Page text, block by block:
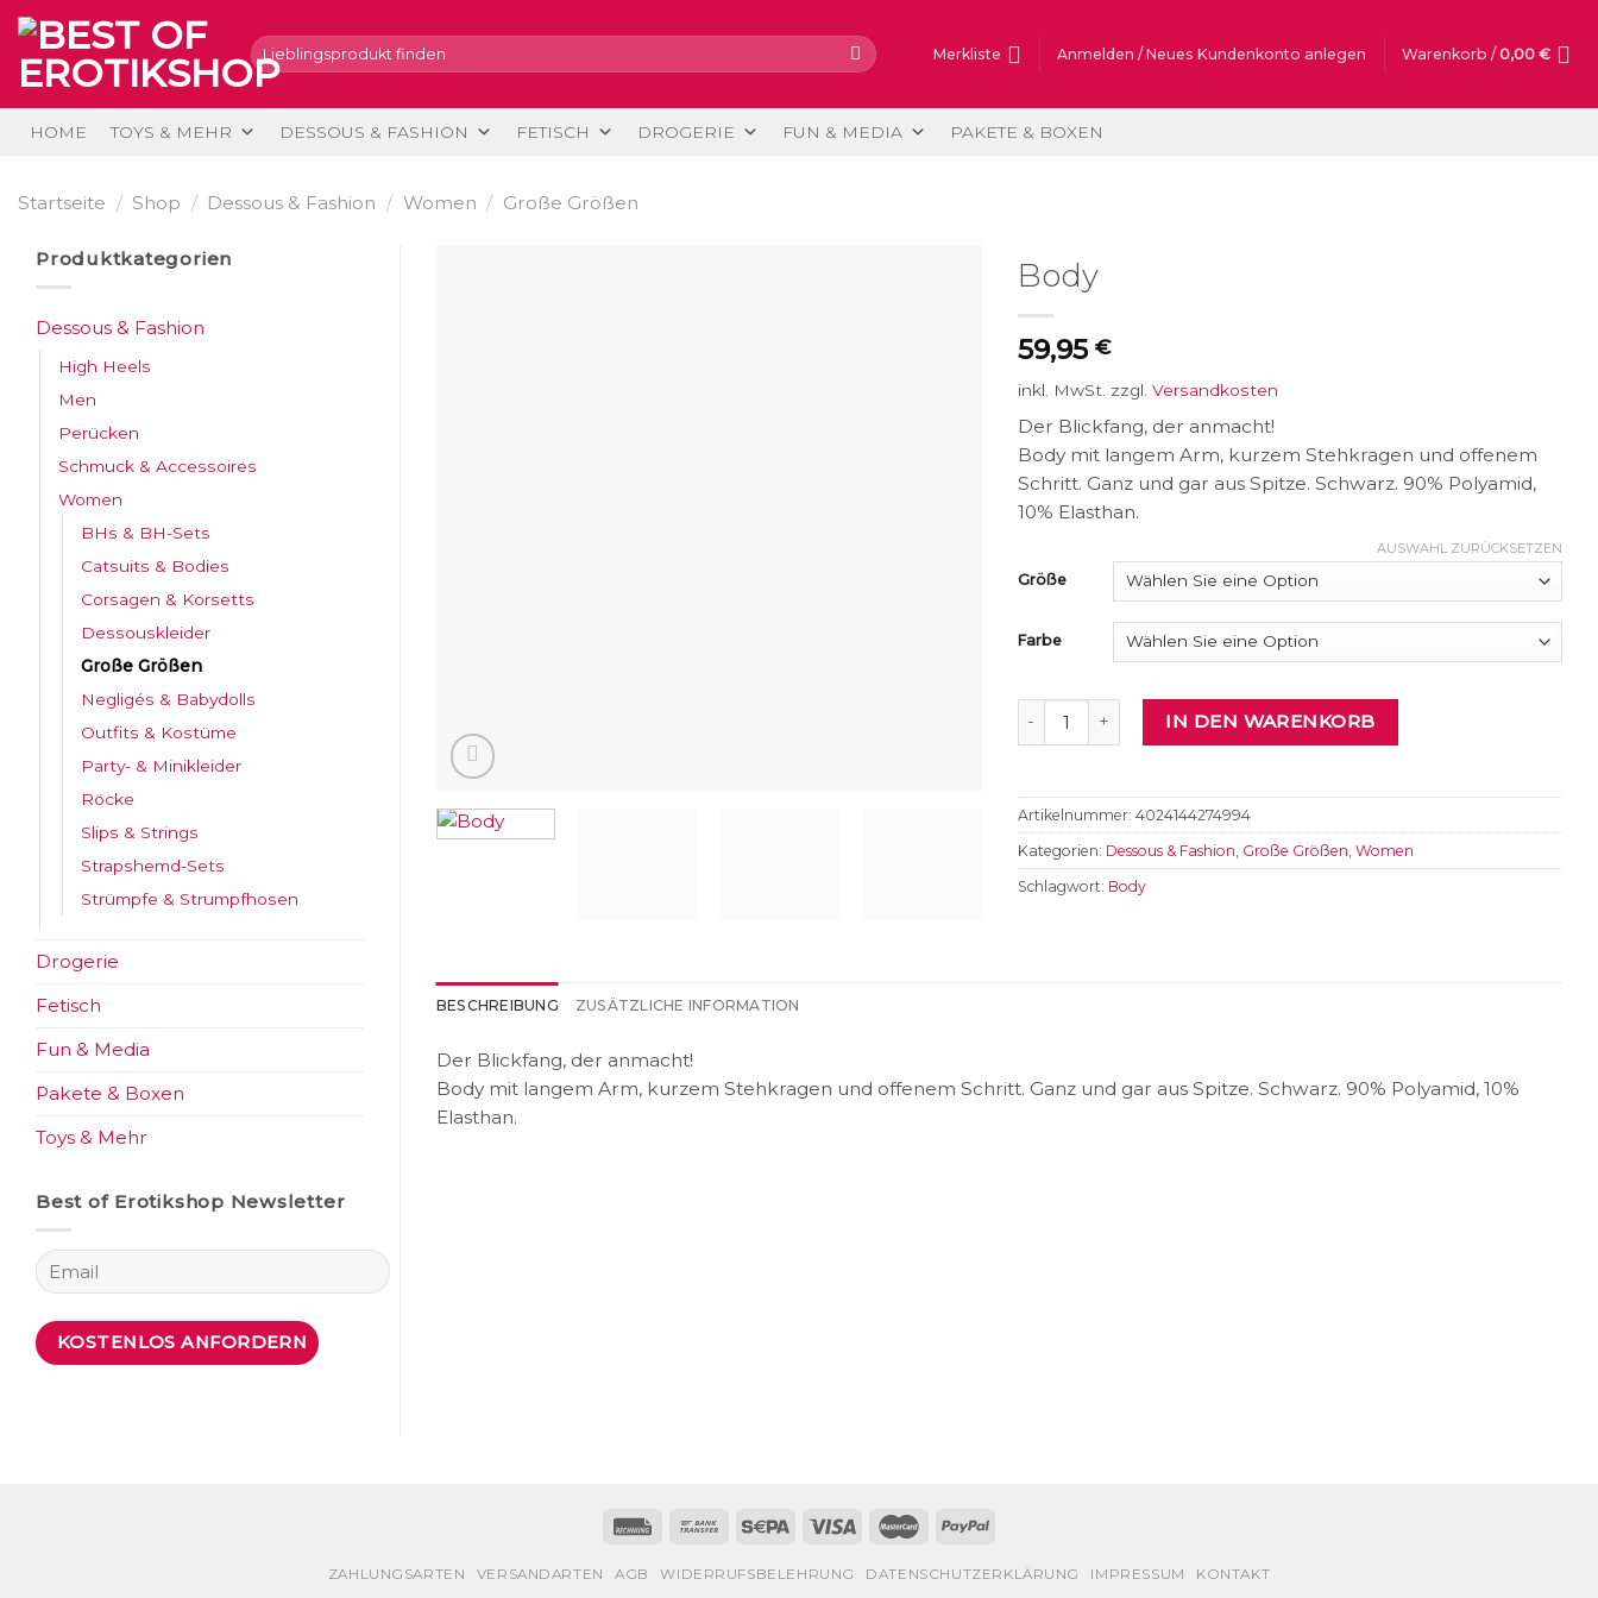
Skip
to
content
Suche
nach:
Merkliste Anmelden / Neues Kundenkonto anlegen Warenkorb /0,00 €
HOME TOYS & MEHR DESSOUS & FASHION FETISCH DROGERIE FUN & MEDIA PAKETE & BOXEN
Startseite / Shop / Dessous & Fashion / Women / Große Größen
Produktkategorien
Dessous & Fashion
High Heels
Men
Perücken
Schmuck & Accessoires
Women
BHs & BH-Sets
Catsuits & Bodies
Corsagen & Korsetts
Dessouskleider
Große Größen
Negligés & Babydolls
Outfits & Kostüme
Party- & Minikleider
Röcke
Slips & Strings
Strapshemd-Sets
Strümpfe & Strumpfhosen
Drogerie
Fetisch
Fun & Media
Pakete & Boxen
Toys & Mehr
Best of Erotikshop Newsletter
Body
59,95 €
inkl. MwSt. zzgl. Versandkosten
Der Blickfang, der anmacht!
Body mit langem Arm, kurzem Stehkragen und offenem
Schritt. Ganz und gar aus Spitze. Schwarz. 90% Polyamid,
10% Elasthan.
Größe
Farbe
AUSWAHL ZURÜCKSETZEN
Body Menge IN DEN WARENKORB
Artikelnummer: 4024144274994
Kategorien: Dessous & Fashion Große Größen Women
Schlagwort: Body
BESCHREIBUNG ZUSÄTZLICHE INFORMATION
Der Blickfang, der anmacht!
Body mit langem Arm, kurzem Stehkragen und offenem Schritt. Ganz und gar aus Spitze. Schwarz. 90% Polyamid, 10%
Elasthan.
ZAHLUNGSARTEN VERSANDARTEN AGB WIDERRUFSBELEHRUNG DATENSCHUTZERKLÄRUNG IMPRESSUM KONTAKT